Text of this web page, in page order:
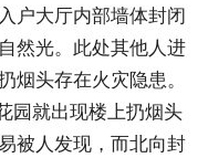
户大厅内部墙体封闭
然光。此处其他人进
烟头存在火灾隐患。
园就出现楼上扔烟头
被人发现，而北向封